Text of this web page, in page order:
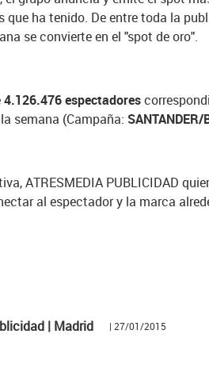
que ha tenido. De entre toda la
se convierte en el "spot de oro".
4.126.476 espectadores
semana (Campaña: SANTANDER/
ATRESMEDIA PUBLICIDAD
al espectador y la marca
| Madrid | 27/01/2015